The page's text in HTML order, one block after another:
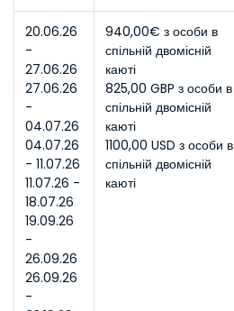
20.06.26
-
27.06.26
27.06.26
-
04.07.26
04.07.26
- 11.07.26
11.07.26 -
18.07.26
19.09.26
-
26.09.26
26.09.26
-
940,00€ з особи в
спільній двомісній
каюті
825,00 GBP з особи в
спільній двомісній
каюті
1100,00 USD з особи в
спільній двомісній
каюті